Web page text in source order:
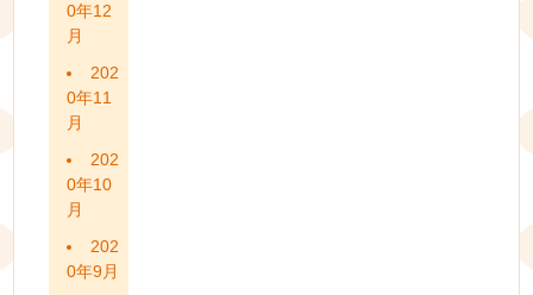
0年12
月
202
0年11
月
202
0年10
月
202
0年9月